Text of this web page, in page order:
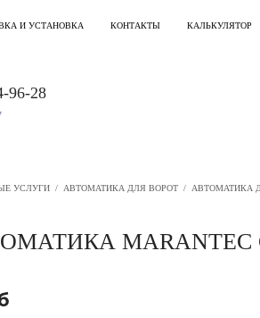
И УСТАНОВКА КОНТАКТЫ КАЛЬКУЛЯТОР
96-28
УСЛУГИ / АВТОМАТИКА ДЛЯ ВОРОТ / АВТОМАТИКА
MARANTEC